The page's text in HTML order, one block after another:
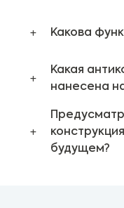
Какова
Какая
нанесена
будущем?